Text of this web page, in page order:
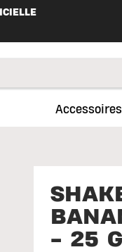
Accessoires
- 25 G